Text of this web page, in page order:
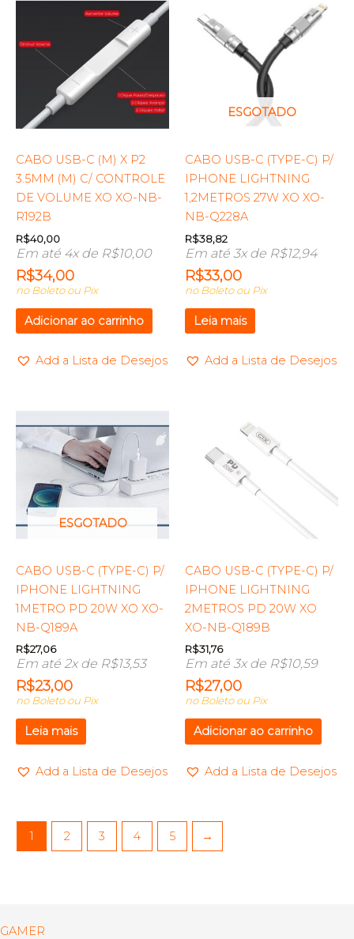
CABO USB-C (M) X P2
3.5MM (M) C/ CONTROLE
DE VOLUME XO XO-NB-
R192B
R$40,00
Em até 4x de R$10,00
R$34,00
no Boleto ou Pix
Adicionar ao carrinho
Add a Lista de Desejos
ESGOTADO
CABO USB-C (TYPE-C) P/
IPHONE LIGHTNING
1,2METROS 27W XO XO-
NB-Q228A
R$38,82
Em até 3x de R$12,94
R$33,00
no Boleto ou Pix
Leia mais
Add a Lista de Desejos
ESGOTADO
CABO USB-C (TYPE-C) P/
IPHONE LIGHTNING
1METRO PD 20W XO XO-
NB-Q189A
R$27,06
Em até 2x de R$13,53
R$23,00
no Boleto ou Pix
Leia mais
Add a Lista de Desejos
CABO USB-C (TYPE-C) P/
IPHONE LIGHTNING
2METROS PD 20W XO
XO-NB-Q189B
R$31,76
Em até 3x de R$10,59
R$27,00
no Boleto ou Pix
Adicionar ao carrinho
Add a Lista de Desejos
1 2 3 4 5 →
GAMER